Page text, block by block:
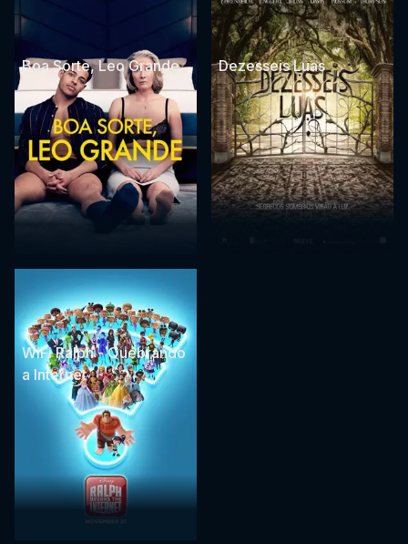
Boa Sorte, Leo Grande Dezesseis Luas
WiFi Ralph - Quebrando
a Internet